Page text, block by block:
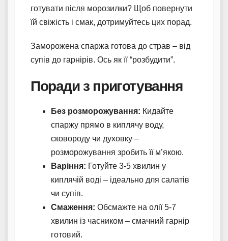
готувати після морозилки? Щоб повернути
їй свіжість і смак, дотримуйтесь цих порад.
Заморожена спаржа готова до страв – від
супів до гарнірів. Ось як її “розбудити”.
Поради з приготування
Без розморожування: Кидайте
спаржу прямо в киплячу воду,
сковороду чи духовку –
розморожування зробить її м’якою.
Варіння: Готуйте 3-5 хвилин у
киплячій воді – ідеально для салатів
чи супів.
Смаження: Обсмажте на олії 5-7
хвилин із часником – смачний гарнір
готовий.